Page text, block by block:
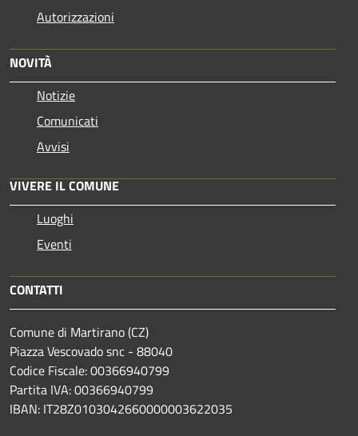
Autorizzazioni
NOVITÀ
Notizie
Comunicati
Avvisi
VIVERE IL COMUNE
Luoghi
Eventi
CONTATTI
Comune di Martirano (CZ)
Piazza Vescovado snc - 88040
Codice Fiscale: 00366940799
Partita IVA: 00366940799
IBAN: IT28Z0103042660000003622035